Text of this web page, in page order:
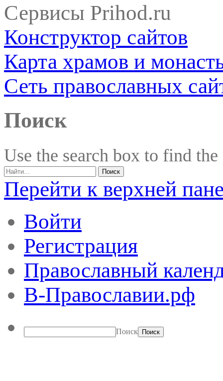
Сервисы Prihod.ru
Конструктор сайтов
Карта храмов и
Сеть православных
Поиск
Use the search box to find
Перейти к верхней
Войти
Регистрация
Православный
В-Православии.рф
Поиск